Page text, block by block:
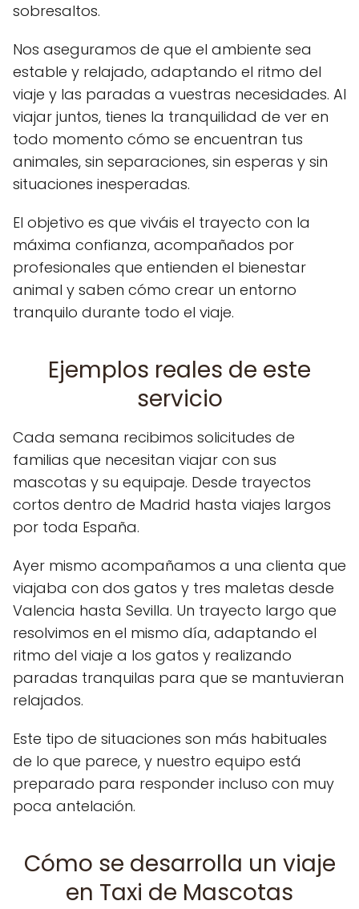
sobresaltos.
Nos aseguramos de que el ambiente sea
estable y relajado, adaptando el ritmo del
viaje y las paradas a vuestras necesidades. Al
viajar juntos, tienes la tranquilidad de ver en
todo momento cómo se encuentran tus
animales, sin separaciones, sin esperas y sin
situaciones inesperadas.
El objetivo es que viváis el trayecto con la
máxima confianza, acompañados por
profesionales que entienden el bienestar
animal y saben cómo crear un entorno
tranquilo durante todo el viaje.
Ejemplos reales de este
servicio
Cada semana recibimos solicitudes de
familias que necesitan viajar con sus
mascotas y su equipaje. Desde trayectos
cortos dentro de Madrid hasta viajes largos
por toda España.
Ayer mismo acompañamos a una clienta que
viajaba con dos gatos y tres maletas desde
Valencia hasta Sevilla. Un trayecto largo que
resolvimos en el mismo día, adaptando el
ritmo del viaje a los gatos y realizando
paradas tranquilas para que se mantuvieran
relajados.
Este tipo de situaciones son más habituales
de lo que parece, y nuestro equipo está
preparado para responder incluso con muy
poca antelación.
Cómo se desarrolla un viaje
en Taxi de Mascotas